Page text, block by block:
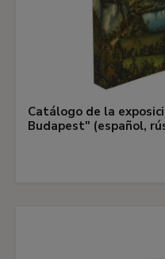
Catálogo de la
Budapest" (español,